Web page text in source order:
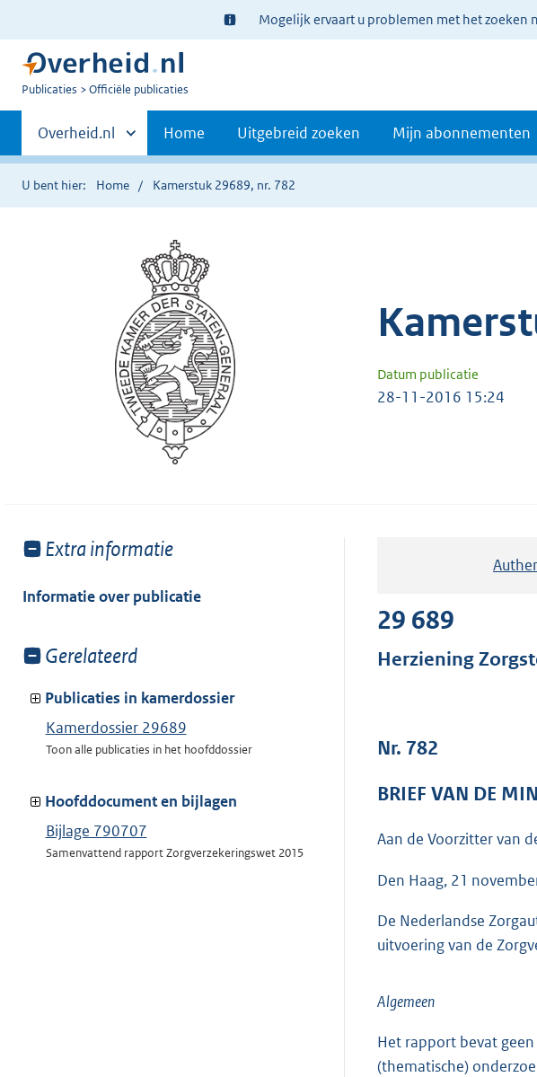
Ter
informatie:
Mogelijk ervaart u problemen met het zoeken
U
Publicaties Officiële publicaties
Primaire
navigatie
Andere
sites
binnen
Overheid.nl Home Uitgebreid zoeken Mijn abonnementen
U bent hier: Home Kamerstuk 29689, nr. 782
Datum publicatie
28-11-2016 15:24
Toon
van:
Extra informatie
Informatie over publicatie
Toon
van:
Gerelateerd
Publicaties in kamerdossier
Kamerdossier 29689
Toon alle publicaties in het hoofddossier
Hoofddocument en bijlagen
Bijlage 790707
Samenvattend rapport Zorgverzekeringswet 2015
29 689
Herziening
Nr. 782
BRIEF VAN DE
Aan de Voorzitter van
Den Haag, 21
De Nederlandse
uitvoering van de
Algemeen
Het rapport bevat
(thematische)